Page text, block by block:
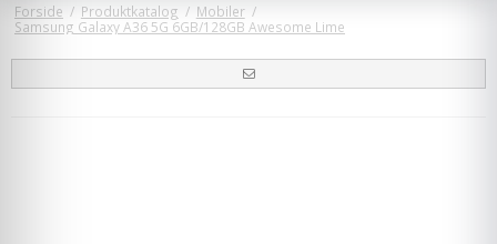
Forside / Produktkatalog / Mobiler /
Samsung Galaxy A36 5G 6GB/128GB Awesome Lime